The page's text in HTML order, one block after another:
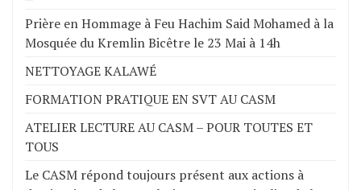
Prière en Hommage à Feu Hachim Said Mohamed à la
Mosquée du Kremlin Bicêtre le 23 Mai à 14h
NETTOYAGE KALAWÉ
FORMATION PRATIQUE EN SVT AU CASM
ATELIER LECTURE AU CASM – POUR TOUTES ET
TOUS
Le CASM répond toujours présent aux actions à